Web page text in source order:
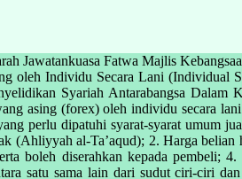
Jawatankuasa Fatwa Majlis
oleh Individu Secara Lani (Individual
Syariah Antarabangsa
asing (forex) oleh individu secara
perlu dipatuhi syarat-syarat umum
(Ahliyyah al-Ta’aqud); 2. Harga
boleh diserahkan kepada pembeli;
satu sama lain dari sudut ciri-ciri